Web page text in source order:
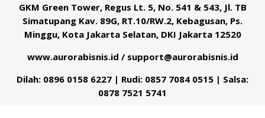
GKM Green Tower, Regus Lt. 5, No. 541 & 543, Jl. TB
Simatupang Kav. 89G, RT.10/RW.2, Kebagusan, Ps.
Minggu, Kota Jakarta Selatan, DKI Jakarta 12520
www.aurorabisnis.id / support@aurorabisnis.id
Dilah: 0896 0158 6227 | Rudi: 0857 7084 0515 | Salsa:
0878 7521 5741